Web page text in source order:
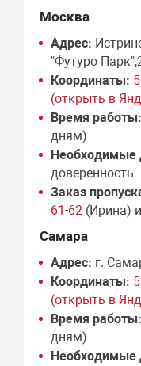
Москва
Адрес:
"Футуро
Координаты:
(открыть в
Время работы:
дням)
Необходимые
доверенность
Заказ
61-62 (Ирина)
Самара
Адрес: г.
Координаты:
(открыть в
Время работы:
дням)
Необходимые